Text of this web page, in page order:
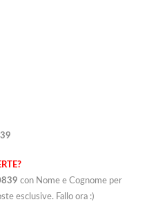
con Nome e Cognome per
esclusive. Fallo ora :)